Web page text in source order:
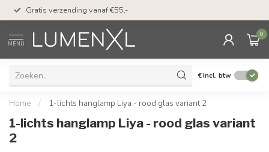
Gratis verzending vanaf €55,-
MENU
0
€Incl. btw
Home / 1-lichts hanglamp Liya - rood glas variant 2
1-lichts hanglamp Liya - rood glas variant
2